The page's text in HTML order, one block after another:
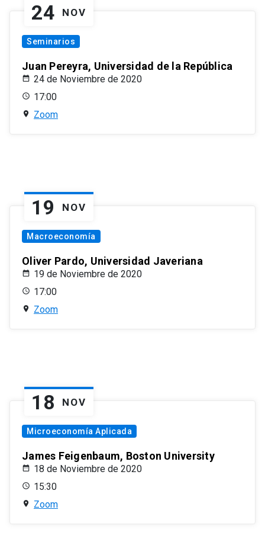
24 NOV
Seminarios
Juan Pereyra, Universidad de la República
24 de Noviembre de 2020
17:00
Zoom
19 NOV
Macroeconomía
Oliver Pardo, Universidad Javeriana
19 de Noviembre de 2020
17:00
Zoom
18 NOV
Microeconomía Aplicada
James Feigenbaum, Boston University
18 de Noviembre de 2020
15:30
Zoom